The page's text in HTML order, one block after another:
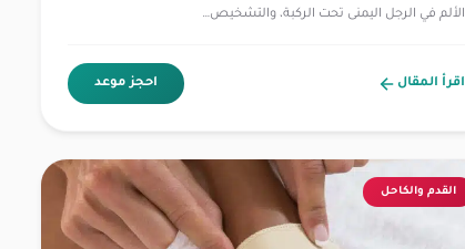
الألم في الرجل اليمنى تحت الركبة، والتشخيص…
اقرأ المقال احجز موعد
القدم والكاحل